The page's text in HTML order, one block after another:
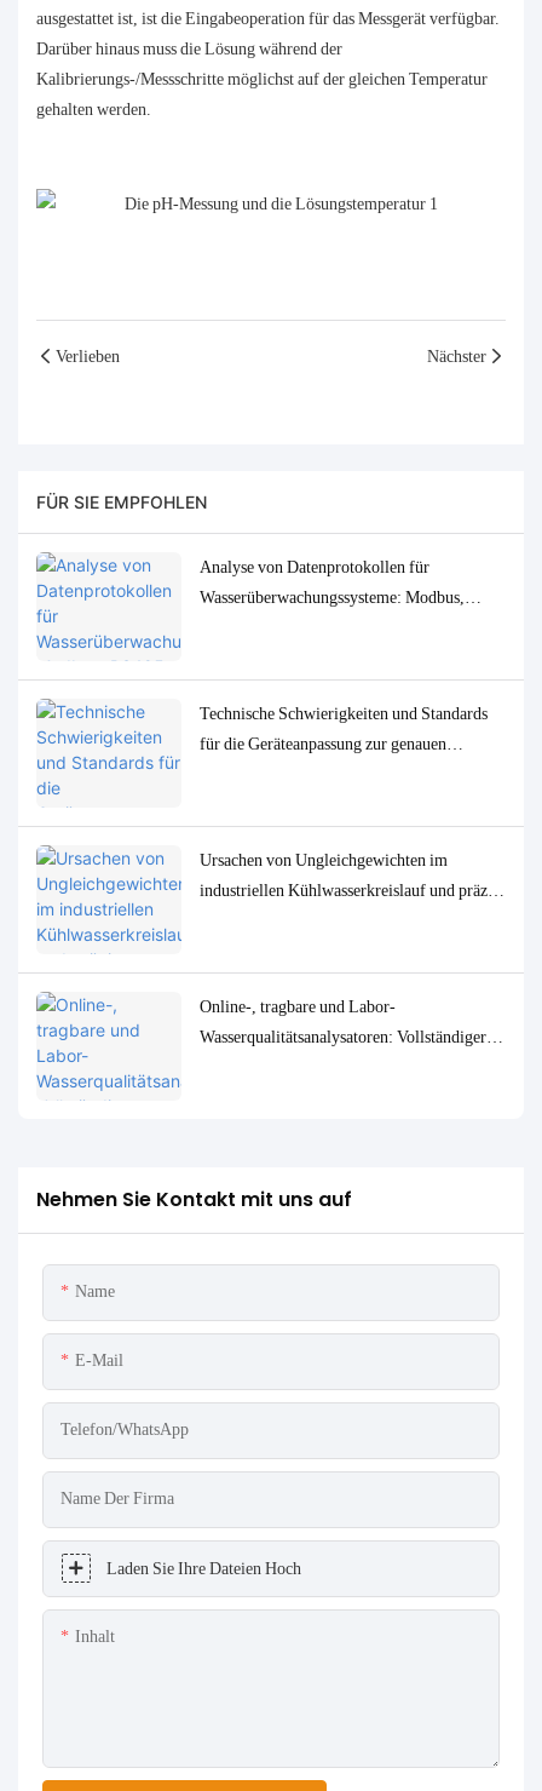
ausgestattet ist, ist die Eingabeoperation für das Messgerät verfügbar.
Darüber hinaus muss die Lösung während der
Kalibrierungs-/Messschritte möglichst auf der gleichen Temperatur
gehalten werden.
Verlieben Nächster
FÜR SIE EMPFOHLEN
Analyse von Datenprotokollen für
Wasserüberwachungssysteme: Modbus,
Technische Schwierigkeiten und Standards
für die Geräteanpassung zur genauen
Ursachen von Ungleichgewichten im
industriellen Kühlwasserkreislauf und präzise
Online-, tragbare und Labor-
Wasserqualitätsanalysatoren: Vollständiger
Nehmen Sie Kontakt mit uns auf
Name
E-Mail
Telefon/WhatsApp
Name Der Firma
Laden Sie Ihre Dateien Hoch
Inhalt